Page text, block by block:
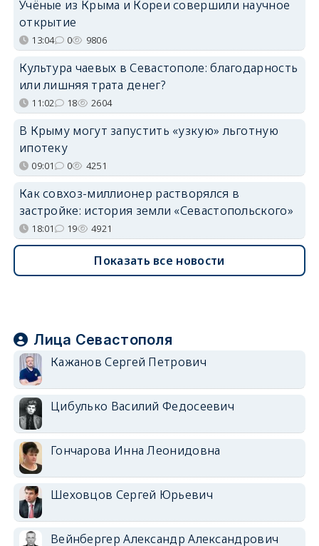
Учёные из Крыма и Кореи совершили научное
открытие
13:04 0 9806
Культура чаевых в Севастополе: благодарность
или лишняя трата денег?
11:02 18 2604
В Крыму могут запустить «узкую» льготную
ипотеку
09:01 0 4251
Как совхоз-миллионер растворялся в
застройке: история земли «Севастопольского»
18:01 19 4921
Показать все новости
Лица Севастополя
Кажанов Сергей Петрович
Цибулько Василий Федосеевич
Гончарова Инна Леонидовна
Шеховцов Сергей Юрьевич
Вейнбергер Александр Александрович